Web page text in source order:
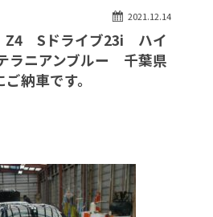
自動車保険
リクルート
2021.12.14
Sドライブ23i ハイ
ラニアンブルー 千葉県
納車です。